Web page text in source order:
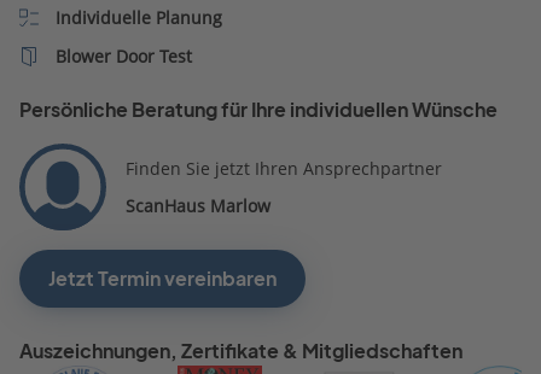
Individuelle Planung
Blower Door Test
Persönliche Beratung für Ihre individuellen Wünsche
Finden Sie jetzt Ihren Ansprechpartner
ScanHaus Marlow
Jetzt Termin vereinbaren
Auszeichnungen, Zertifikate & Mitgliedschaften